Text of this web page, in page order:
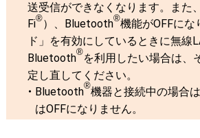
送受信ができなくなります。また
Fi®）、Bluetooth®機能がOFFにな
ド」を有効にしているときに無線
Bluetooth®を利用したい場合は、
定し直してください。
Bluetooth®機器と接続中の場合
はOFFになりません。